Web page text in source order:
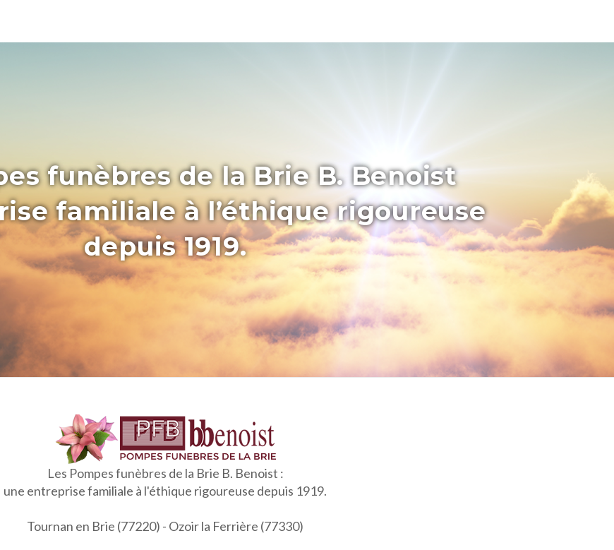
funèbres de la Brie B. Benoist
familiale à l’éthique rigoureuse
depuis 1919.
Les Pompes funèbres de la Brie B. Benoist :
une entreprise familiale à l'éthique rigoureuse depuis 1919.
Tournan en Brie (77220) - Ozoir la Ferrière (77330)